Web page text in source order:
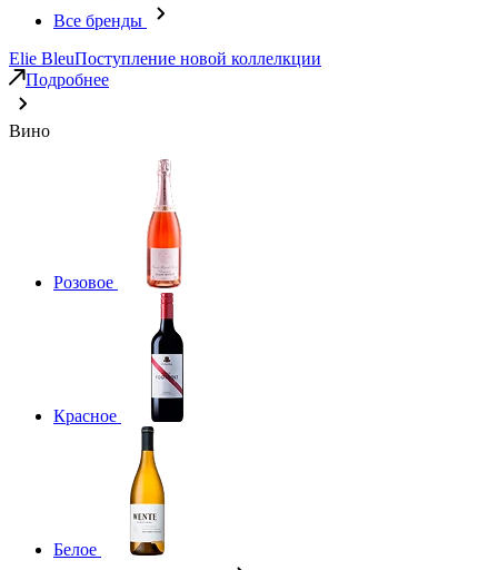
Все бренды
Elie BleuПоступление новой коллелкции
Подробнее
Вино
Розовое
Красное
Белое